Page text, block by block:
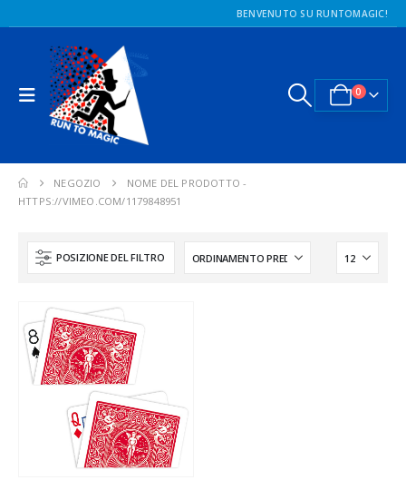
BENVENUTO SU RUNTOMAGIC!
0
NEGOZIO
NOME DEL PRODOTTO -
HTTPS://VIMEO.COM/1179848951
POSIZIONE DEL FILTRO